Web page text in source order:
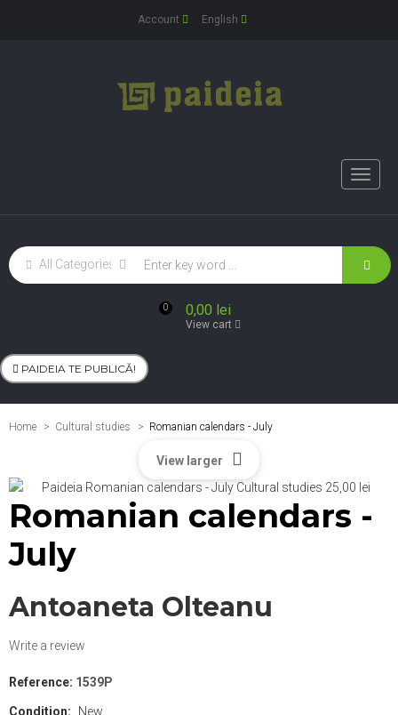
Account English
Toggle
0 0,00 lei
View cart
PAIDEIA TE PUBLICĂ!
Home Cultural studies > Romanian calendars - July
View larger
Romanian calendars -
July
Antoaneta Olteanu
Write a review
Reference: 1539P
Condition: New